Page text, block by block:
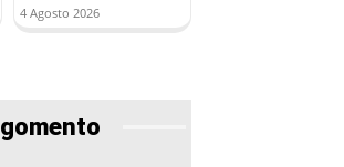
4 Agosto 2026